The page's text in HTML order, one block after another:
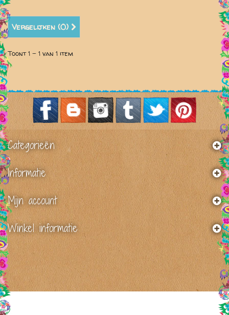
Vergelijken (0)
Toont 1 - 1 van 1 item
Categorieën
Informatie
Mijn account
Winkel informatie